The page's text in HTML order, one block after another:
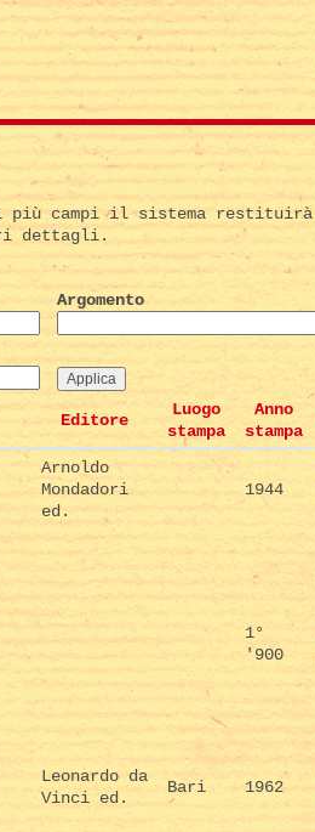
più campi il sistema
dettagli.
Argomento
Editore
Luogo
stampa
Anno
stampa
Arnoldo
Mondadori
ed.
1944
1°
'900
Leonardo da
Vinci ed.
Bari 1962